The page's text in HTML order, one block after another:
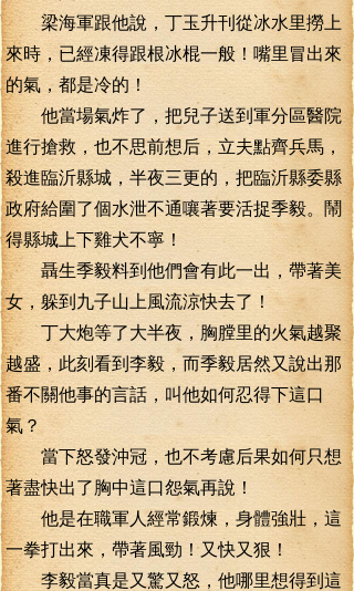
梁海軍跟他說，丁玉升刊從冰水里撈上
來時，已經凍得跟根冰棍一般！嘴里冒出來
的氣，都是冷的！
他當場氣炸了，把兒子送到軍分區醫院
進行搶救，也不思前想后，立夫點齊兵馬，
殺進臨沂縣城，半夜三更的，把臨沂縣委縣
政府給圍了個水泄不通嚷著要活捉季毅。鬧
得縣城上下雞犬不寧！
聶生季毅料到他們會有此一出，帶著美
女，躲到九子山上風流涼快去了！
丁大炮等了大半夜，胸膛里的火氣越聚
越盛，此刻看到李毅，而季毅居然又說出那
番不關他事的言話，叫他如何忍得下這口
氣？
當下怒發沖冠，也不考慮后果如何只想
著盡快出了胸中這口怨氣再說！
他是在職軍人經常鍛煉，身體強壯，這
一拳打出來，帶著風勁！又快又狠！
李毅當真是又驚又怒，他哪里想得到這